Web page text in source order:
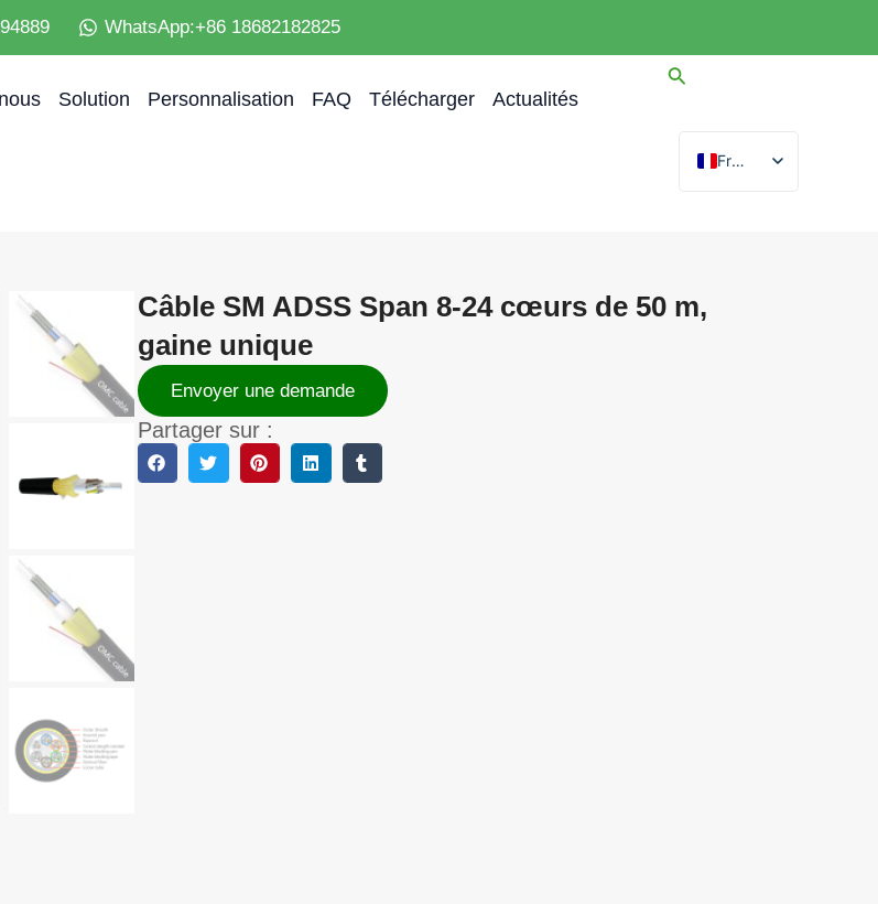
WhatsApp:+86 18682182825
Solution Personnalisation FAQ Télécharger Actualités
French
English
Câble SM ADSS Span 8-24 cœurs de 50 m,
gaine unique
Envoyer une demande
Partager sur :